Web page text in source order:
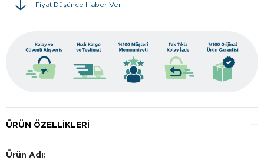
Fiyat Düşünce Haber Ver
ÜRÜN ÖZELLIKLERI
Ürün Adı: